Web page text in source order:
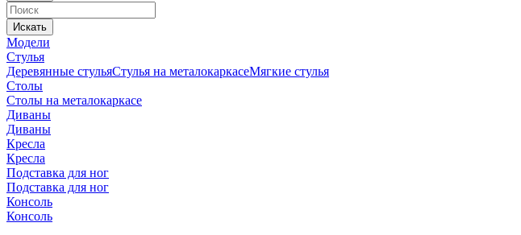
Искать
Модели
Стулья
Деревянные стульяСтулья на металокаркасеМягкие стулья
Столы
Столы на металокаркасе
Диваны
Диваны
Кресла
Кресла
Подставка для ног
Подставка для ног
Консоль
Консоль